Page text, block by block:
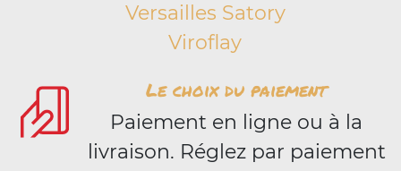
Versailles Satory
Viroflay
Le choix du paiement
Paiement en ligne ou à la
livraison. Réglez par paiement